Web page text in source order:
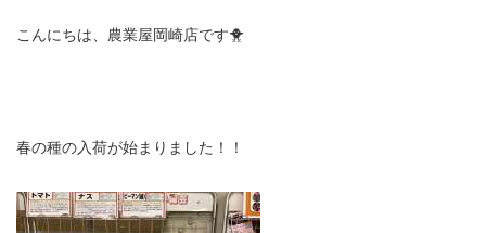
こんにちは、農業屋岡崎店です🐥
春の種の入荷が始まりました！！